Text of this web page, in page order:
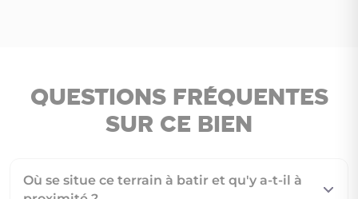
Questions fréquentes
sur ce bien
Où se situe ce terrain à batir et qu'y a-t-il à